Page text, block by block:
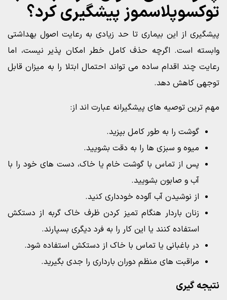
توکسوپلاسموز پیشگیری کرد؟
پیشگیری از این بیماری تا حد زیادی به رعایت اصول بهداشتی
وابسته است. اگرچه حذف کامل خطر امکان پذیر نیست، اما
رعایت چند اقدام ساده می تواند احتمال ابتلا را به میزان قابل
توجهی کاهش دهد.
مهم ترین توصیه های پیشگیرانه عبارت اند از:
گوشت را به طور کامل بپزید.
میوه و سبزی ها را به دقت بشویید.
پس از تماس با گوشت خام یا خاک، دست های خود را با
آب و صابون بشویید.
از نوشیدن آب آلوده خودداری کنید.
زنان باردار هنگام تمیز کردن ظرف خاک گربه از دستکش
استفاده کنند یا این کار را به فرد دیگری بسپارند.
در باغبانی یا تماس با خاک از دستکش استفاده شود.
مراقبت های منظم دوران بارداری را جدی بگیرید.
نتیجه گیری